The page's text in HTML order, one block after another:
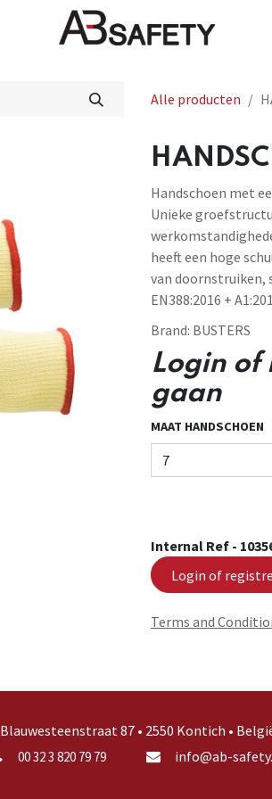
Winkel CE
Alle producten
Handschoen met
Unieke
heeft een hoge
van doornstruiken,
EN388:2016 +
Brand: BUSTERS
Login of
gaan
MAAT HANDSCHOEN
Internal Ref -
Login of
Terms and
Blauwesteenstraat 87 • 2550 Kontich •
00 32 3 820 79 79 info@ab-